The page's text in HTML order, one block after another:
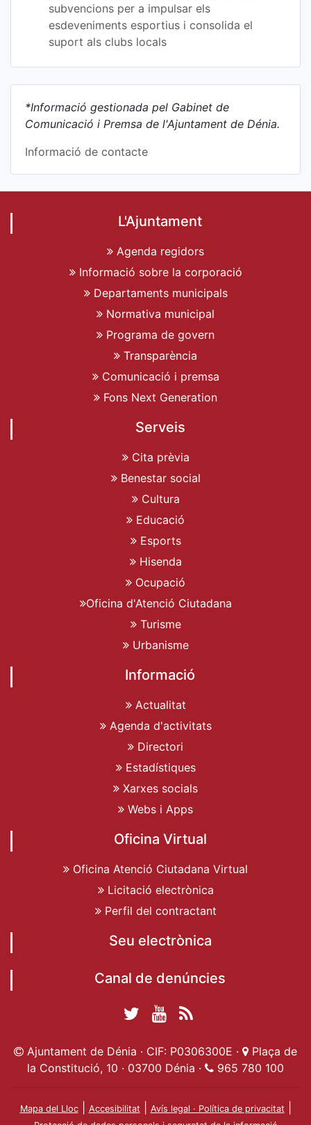
subvencions per a impulsar els
esdeveniments esportius i consolida el
suport als clubs locals
*Informació gestionada pel Gabinet de
Comunicació i Premsa de l'Ajuntament de Dénia.
Informació de contacte
L'Ajuntament
Agenda regidors
Informació sobre la corporació
Departaments municipals
Normativa municipal
Programa de govern
Transparència
Comunicació i premsa
Fons Next Generation
Serveis
Cita prèvia
Benestar social
Cultura
Educació
Esports
Hisenda
Ocupació
Oficina d'Atenció Ciutadana
Turisme
Urbanisme
Informació
Actualitat
Agenda d'activitats
Directori
Estadístiques
Xarxes socials
Webs i Apps
Oficina Virtual
Oficina Atenció Ciutadana Virtual
Licitació electrònica
Perfil del contractant
Seu electrònica
Canal de denúncies
de Dénia
Twitter Ajuntament
de Dénia
Ajuntament de
Dénia
Actualitat
Ajuntament
Ajuntament de Dénia · CIF: P0306300E ·
Plaça de
la Constitució, 10 · 03700 Dénia ·
965 780 100
Mapa del Lloc| Accesibilitat Avís legal · Política de privacitat